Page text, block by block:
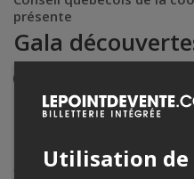
présente
Gala
11 octobre 2016
18h30 – 20h00 / Entrée:
Théâtre Petit Champlain
68, rue du Petit Champlain,
Utilisation de